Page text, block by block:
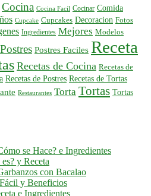
Cocina Cocina Facil Cocinar Comida
Cupcake Cupcakes Decoracion Fotos
Ingredientes Mejores Modelos
Postres Postres Faciles Receta
Recetas de Cocina Recetas de
Recetas de Postres Recetas de Tortas
Restaurantes Torta Tortas Tortas
se Hace? e Ingredientes
y Receta
con Bacalao
y Beneficios
e Ingredientes